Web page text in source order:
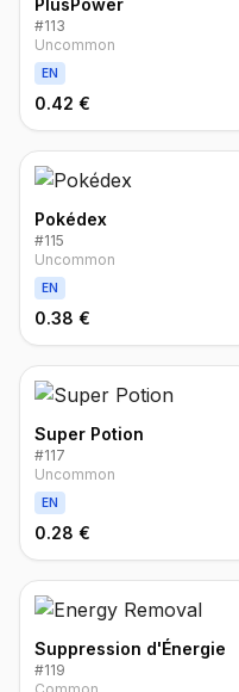
PlusPower
#113
Uncommon
EN
0.42 €
Pokédex
#115
Uncommon
EN
0.38 €
Super Potion
#117
Uncommon
EN
0.28 €
Suppression d'Énergie
#119